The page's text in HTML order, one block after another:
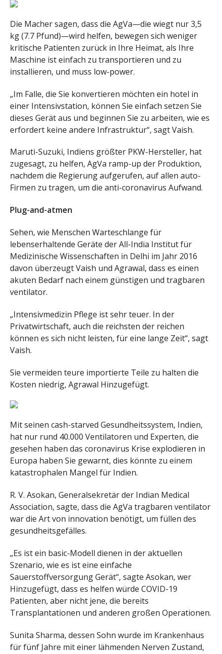
Die Macher sagen, dass die AgVa—die wiegt nur 3,5
kg (7.7 Pfund)—wird helfen, bewegen sich weniger
kritische Patienten zurück in Ihre Heimat, als Ihre
Maschine ist einfach zu transportieren und zu
installieren, und muss low-power.
„Im Falle, die Sie konvertieren möchten ein hotel in
einer Intensivstation, können Sie einfach setzen Sie
dieses Gerät aus und beginnen Sie zu arbeiten, wie es
erfordert keine andere Infrastruktur“, sagt Vaish.
Maruti-Suzuki, Indiens größter PKW-Hersteller, hat
zugesagt, zu helfen, AgVa ramp-up der Produktion,
nachdem die Regierung aufgerufen, auf allen auto-
Firmen zu tragen, um die anti-coronavirus Aufwand.
Plug-and-atmen
Sehen, wie Menschen Warteschlange für
lebenserhaltende Geräte der All-India Institut für
Medizinische Wissenschaften in Delhi im Jahr 2016
davon überzeugt Vaish und Agrawal, dass es einen
akuten Bedarf nach einem günstigen und tragbaren
ventilator.
„Intensivmedizin Pflege ist sehr teuer. In der
Privatwirtschaft, auch die reichsten der reichen
können es sich nicht leisten, für eine lange Zeit“, sagt
Vaish.
Sie vermeiden teure importierte Teile zu halten die
Kosten niedrig, Agrawal Hinzugefügt.
Mit seinen cash-starved Gesundheitssystem, Indien,
hat nur rund 40.000 Ventilatoren und Experten, die
gesehen haben das coronavirus Krise explodieren in
Europa haben Sie gewarnt, dies könnte zu einem
katastrophalen Mangel für Indien.
R. V. Asokan, Generalsekretär der Indian Medical
Association, sagte, dass die AgVa tragbaren ventilator
war die Art von innovation benötigt, um füllen des
gesundheitsgefälles.
„Es ist ein basic-Modell dienen in der aktuellen
Szenario, wie es ist eine einfache
Sauerstoffversorgung Gerät“, sagte Asokan, wer
Hinzugefügt, dass es helfen würde COVID-19
Patienten, aber nicht jene, die bereits
Transplantationen und anderen großen Operationen.
Sunita Sharma, dessen Sohn wurde im Krankenhaus
für fünf Jahre mit einer lähmenden Nerven Zustand,